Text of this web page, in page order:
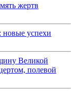
жертв
новые успехи
Великой
полевой